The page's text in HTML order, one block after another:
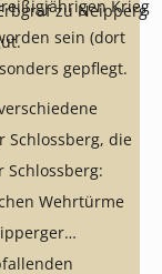
Krieg
sein (dort
gepflegt.
zu Neipperg
Schlossberg, die
Wehrtürme